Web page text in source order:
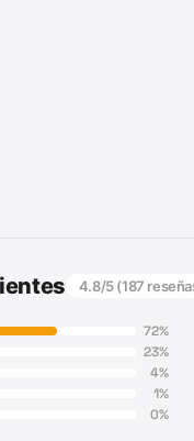
4.8/5 (187
72%
23%
4%
1%
0%